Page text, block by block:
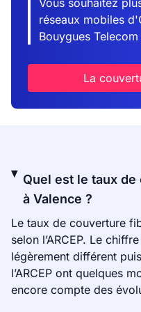
Vous souhaitez
réseaux mobiles
Bouygues
La
Quel est le taux
à Valence ?
Le taux de couverture
selon l’ARCEP. Le
légèrement différent
l’ARCEP ont quelques
encore compte des